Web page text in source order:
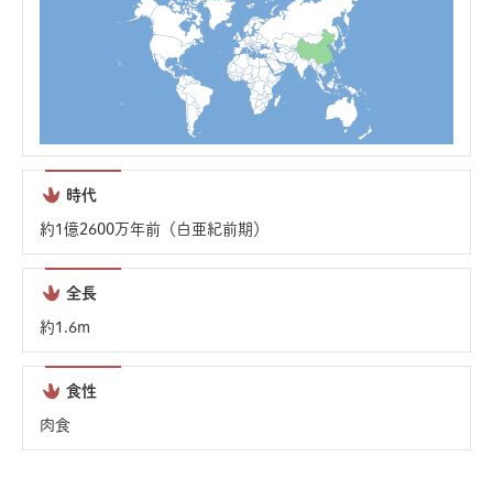
時代
約1億2600万年前（白亜紀前期）
全長
約1.6m
食性
肉食